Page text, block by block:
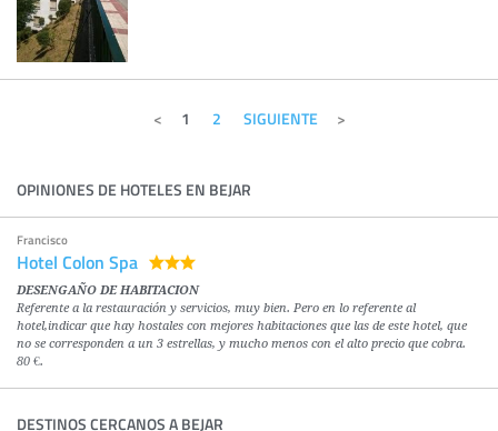
1 2 SIGUIENTE
OPINIONES DE HOTELES EN BEJAR
Francisco
Hotel Colon Spa
DESENGAÑO DE HABITACION
Referente a la restauración y servicios, muy bien. Pero en lo referente al
hotel,indicar que hay hostales con mejores habitaciones que las de este hotel, que
no se corresponden a un 3 estrellas, y mucho menos con el alto precio que cobra.
80 €.
DESTINOS CERCANOS A BEJAR